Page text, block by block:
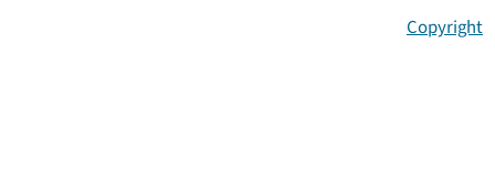
Copyright